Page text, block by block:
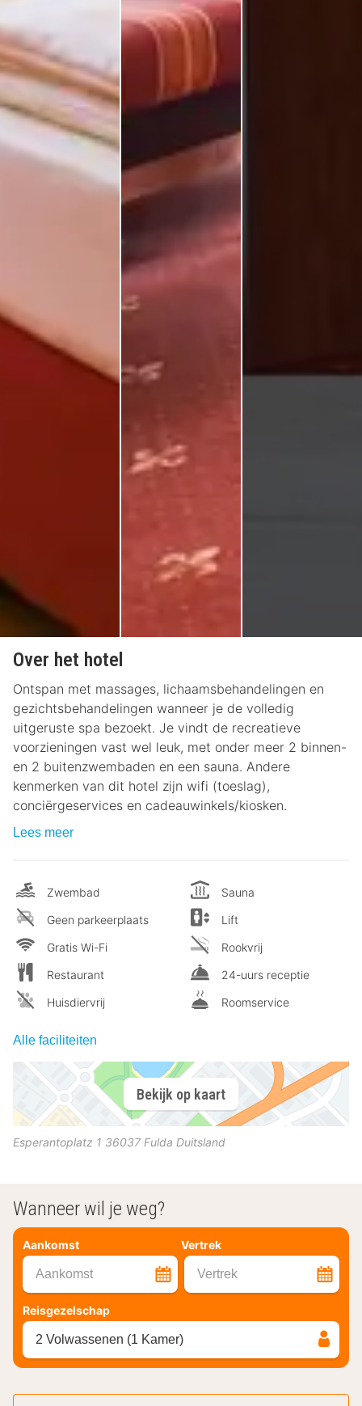
Over het hotel
Ontspan met massages, lichaamsbehandelingen en
gezichtsbehandelingen wanneer je de volledig
uitgeruste spa bezoekt. Je vindt de recreatieve
voorzieningen vast wel leuk, met onder meer 2 binnen-
en 2 buitenzwembaden en een sauna. Andere
kenmerken van dit hotel zijn wifi (toeslag),
conciërgeservices en cadeauwinkels/kiosken.
Lees meer
Zwembad
Geen parkeerplaats
Gratis Wi-Fi
Restaurant
Huisdiervrij
Sauna
Lift
Rookvrij
24-uurs receptie
Roomservice
Alle faciliteiten
Bekijk op kaart
Esperantoplatz 1 36037 Fulda Duitsland
Wanneer wil je weg?
Aankomst Vertrek
Aankomst Vertrek
Reisgezelschap
2 Volwassenen (1 Kamer)